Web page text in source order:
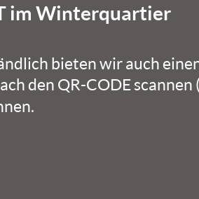
im Winterquartier
bieten wir auch
den QR-CODE